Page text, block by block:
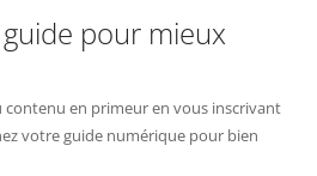
pour mieux
en primeur en vous inscrivant
votre guide numérique pour bien